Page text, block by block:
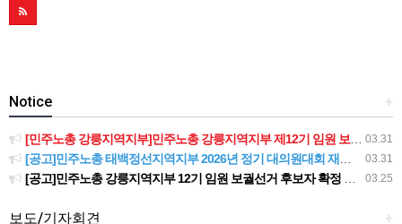
+
Notice
03.31
[민주노총 강릉지역지부]민주노총 강릉지역지부 제12기 임원 보궐선거결과 공고
03.31
[공고]민주노총 태백정선지역지부 2026년 정기 대의원대회 재소집 건
03.25
[공고]민주노총 강릉지역지부 12기 임원 보궐선거 후보자 확정 공고
+
보도/기자회견